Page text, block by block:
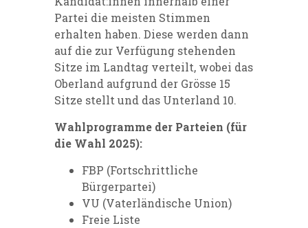
Partei die meisten Stimmen
erhalten haben. Diese werden dann
auf die zur Verfügung stehenden
Sitze im Landtag verteilt, wobei das
Oberland aufgrund der Grösse 15
Sitze stellt und das Unterland 10.
Wahlprogramme der Parteien (für
die Wahl 2025):
FBP (Fortschrittliche
Bürgerpartei)
VU (Vaterländische Union)
Freie Liste